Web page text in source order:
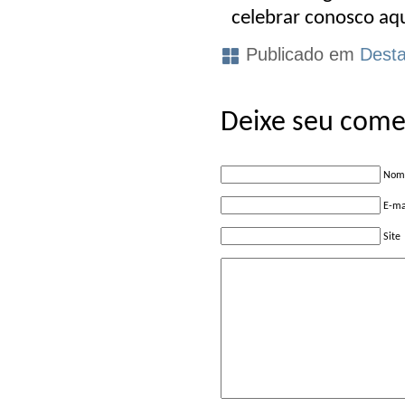
celebrar conosco
Publicado em
Deixe seu
E-
Site